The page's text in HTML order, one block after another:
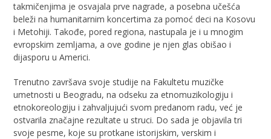
takmičenjima je osvajala prve nagrade, a posebna učešća
beleži na humanitarnim koncertima za pomoć deci na Kosovu
i Metohiji. Takođe, pored regiona, nastupala je i u mnogim
evropskim zemljama, a ove godine je njen glas obišao i
dijasporu u Americi.
Trenutno završava svoje studije na Fakultetu muzičke
umetnosti u Beogradu, na odseku za etnomuzikologiju i
etnokoreologiju i zahvaljujući svom predanom radu, već je
ostvarila značajne rezultate u struci. Do sada je objavila tri
svoje pesme, koje su protkane istorijskim, verskim i